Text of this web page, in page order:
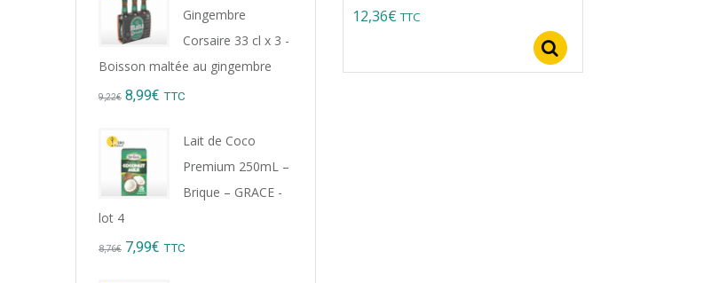
12,36€ TTC
Gingembre
Corsaire 33 cl x 3 -
Boisson maltée au gingembre
9,22€ Original
was:
9,22€.
8,99€ Current
TTC
Lait de Coco
Premium 250mL –
Brique – GRACE -
lot 4
8,76€ Original
7,99€ Current
TTC